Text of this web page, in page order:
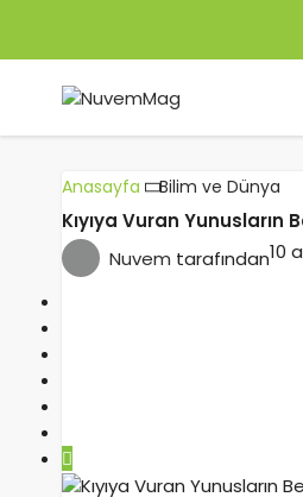
Anasayfa Bilim ve Dünya
Kıyıya Vuran
Nuvem tarafından10